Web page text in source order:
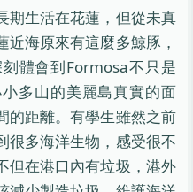
期生活在花蓮，但從未真
海原來有這麼多鯨豚，
體會到Formosa不只是
多山的美麗島真實的面
的距離。有學生雖然之前
很多海洋生物，感受很不
但在港口內有垃圾，港外